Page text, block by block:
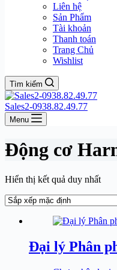
Liên hệ
Sản Phẩm
Tài khoản
Thanh toán
Trang Chủ
Wishlist
Tìm kiếm
Sales2-0938.82.49.77
Menu
Động cơ
Hiển thị kết quả duy nhất
Đại lý Phân